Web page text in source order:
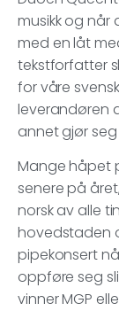
musikk og når
med en låt
tekstforfatter
for våre
leverandøren
annet gjør
Mange håpet
senere på
norsk av alle
hovedstaden
pipekonsert
oppføre seg
vinner MGP